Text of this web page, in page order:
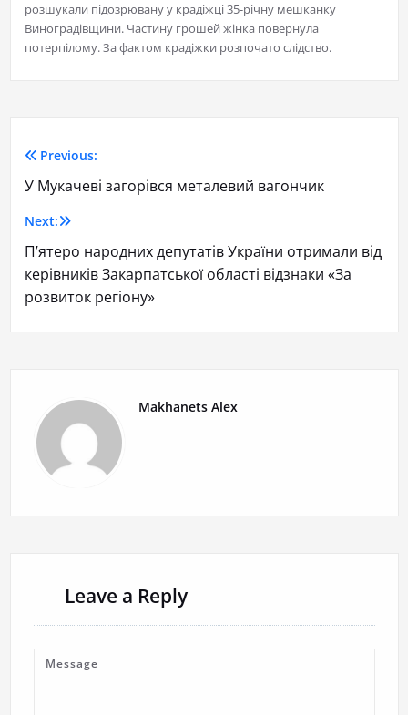
розшукали підозрювану у крадіжці 35-річну мешканку
Виноградівщини. Частину грошей жінка повернула
потерпілому. За фактом крадіжки розпочато слідство.
Previous:
У Мукачеві загорівся металевий вагончик
Next:
П’ятеро народних депутатів України отримали від
керівників Закарпатської області відзнаки «За
розвиток регіону»
Makhanets Alex
Leave a Reply